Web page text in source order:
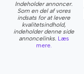
Indeholder annoncer.
Som en del af vores
indsats for at levere
kvalitetsindhold,
indeholder denne side
annoncelinks. Læs
mere.